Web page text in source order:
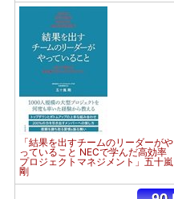
「結果を出すチームのリーダーがや
っていること NECで学んだ高効率
プロジェクトマネジメント」五十嵐
剛